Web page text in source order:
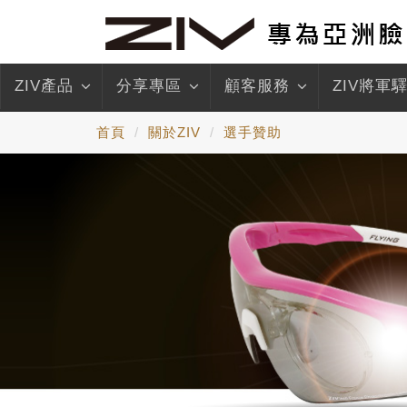
ZIV產品 分享專區 顧客服務 ZIV將軍
首頁 關於ZIV 選手贊助